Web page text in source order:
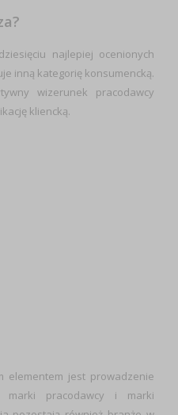
najlepiej ocenionych
inną kategorię konsumencką.
wizerunek pracodawcy
kliencką.
elementem jest prowadzenie
marki pracodawcy i marki